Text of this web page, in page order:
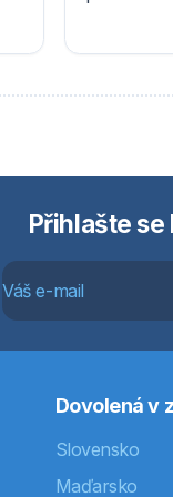
Přihlašte
Dovolená v
Slovensko
Maďarsko